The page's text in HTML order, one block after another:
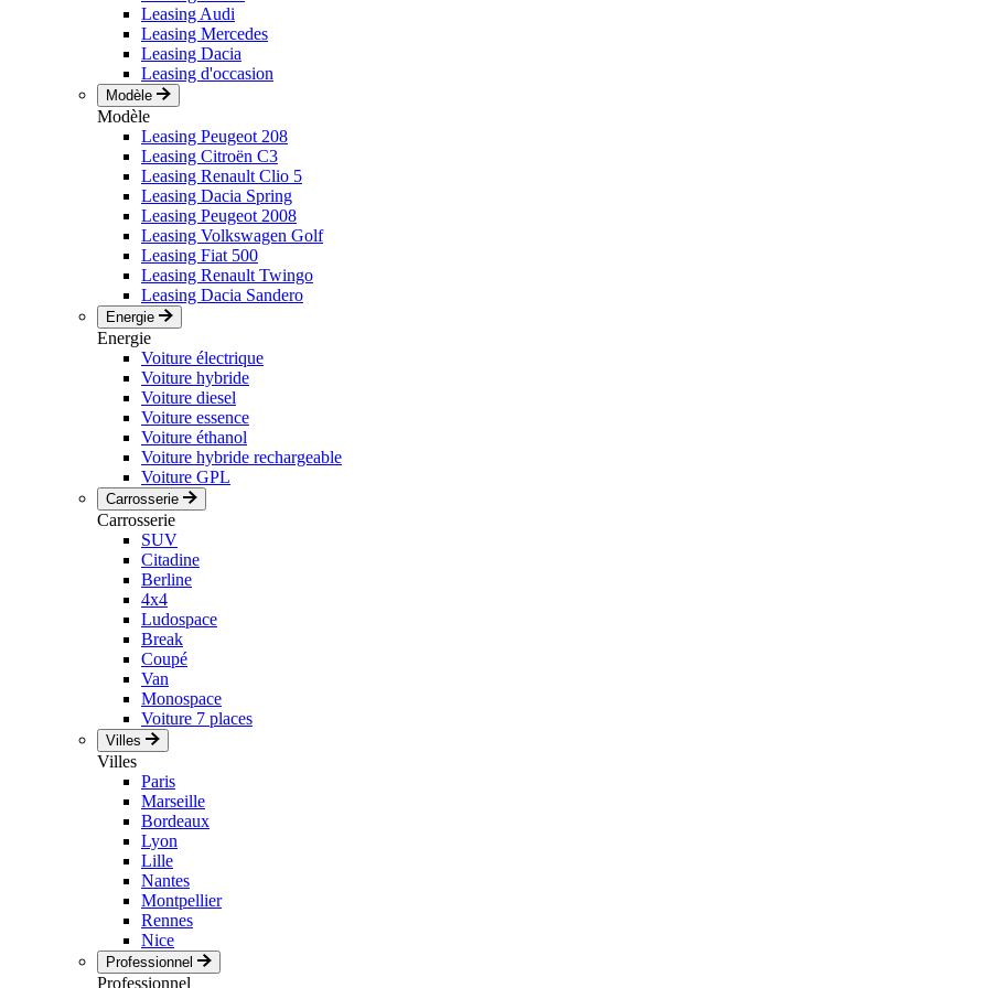
Leasing Audi
Leasing Mercedes
Leasing Dacia
Leasing d'occasion
Modèle
Modèle
Leasing Peugeot 208
Leasing Citroën C3
Leasing Renault Clio 5
Leasing Dacia Spring
Leasing Peugeot 2008
Leasing Volkswagen Golf
Leasing Fiat 500
Leasing Renault Twingo
Leasing Dacia Sandero
Energie
Energie
Voiture électrique
Voiture hybride
Voiture diesel
Voiture essence
Voiture éthanol
Voiture hybride rechargeable
Voiture GPL
Carrosserie
Carrosserie
SUV
Citadine
Berline
4x4
Ludospace
Break
Coupé
Van
Monospace
Voiture 7 places
Villes
Villes
Paris
Marseille
Bordeaux
Lyon
Lille
Nantes
Montpellier
Rennes
Nice
Professionnel
Professionnel